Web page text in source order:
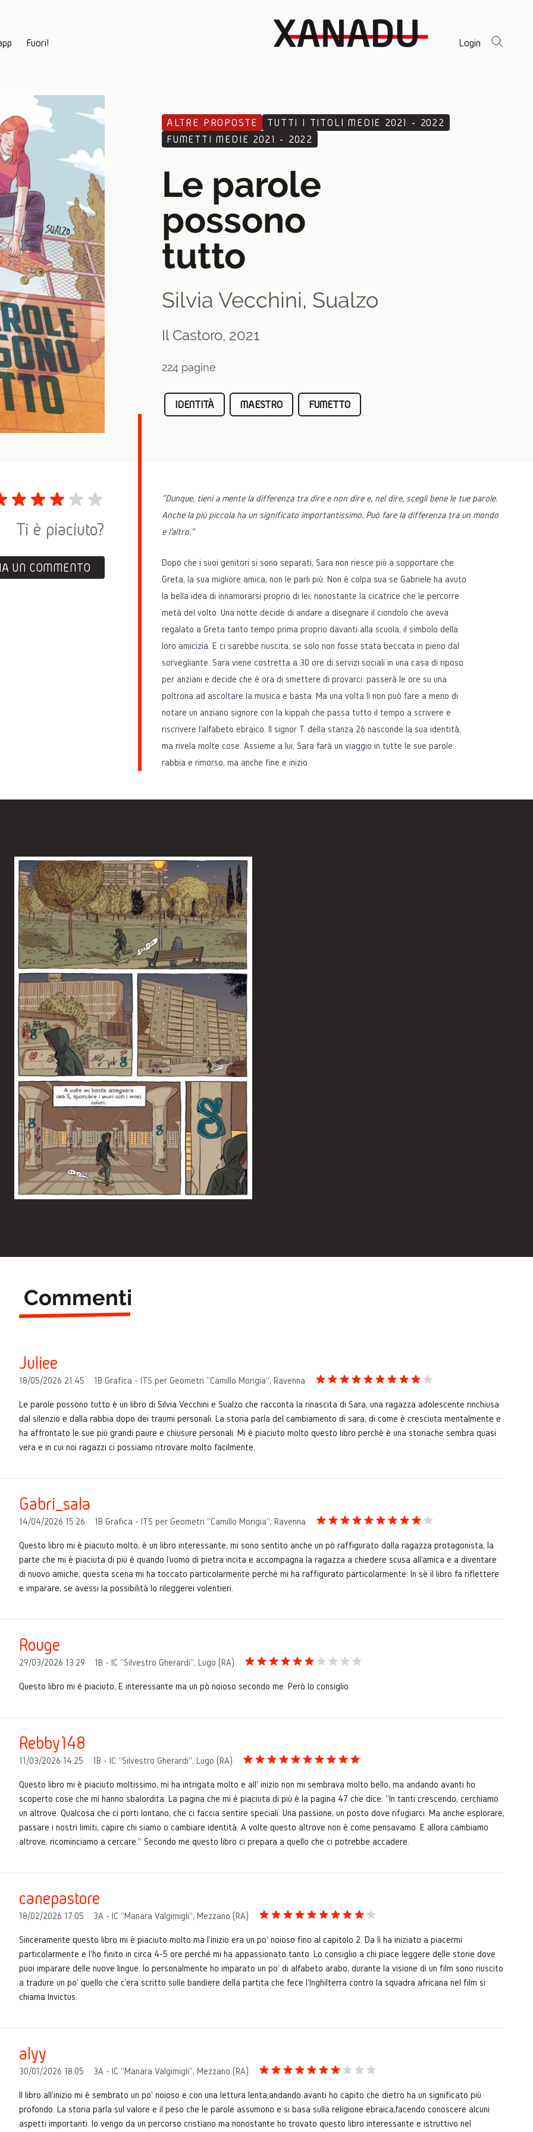
Fuori! Login
ALTRE PROPOSTE
TUTTI I TITOLI MEDIE 2021 - 2022
FUMETTI MEDIE 2021 - 2022
Le parole
possono
tutto
Silvia Vecchini, Sualzo
Il Castoro, 2021
224 pagine
IDENTITÀ MAESTRO FUMETTO
Ti è piaciuto?
UN COMMENTO
"Dunque, tieni a mente la differenza tra dire e non dire e, nel dire, scegli bene le tue parole.
Anche la più piccola ha un significato importantissimo. Può fare la differenza tra un mondo
e l'altro.”
Dopo che i suoi genitori si sono separati, Sara non riesce più a sopportare che
Greta, la sua migliore amica, non le parli più. Non è colpa sua se Gabriele ha avuto
la bella idea di innamorarsi proprio di lei, nonostante la cicatrice che le percorre
metà del volto. Una notte decide di andare a disegnare il ciondolo che aveva
regalato a Greta tanto tempo prima proprio davanti alla scuola, il simbolo della
loro amicizia. E ci sarebbe riuscita, se solo non fosse stata beccata in pieno dal
sorvegliante. Sara viene costretta a 30 ore di servizi sociali in una casa di riposo
per anziani e decide che è ora di smettere di provarci: passerà le ore su una
poltrona ad ascoltare la musica e basta. Ma una volta lì non può fare a meno di
notare un anziano signore con la kippah che passa tutto il tempo a scrivere e
riscrivere l'alfabeto ebraico. Il signor T. della stanza 26 nasconde la sua identità,
ma rivela molte cose. Assieme a lui, Sara farà un viaggio in tutte le sue parole:
rabbia e rimorso, ma anche fine e inizio.
Commenti
Juliee
18/05/2026 21:45 1B Grafica - ITS per Geometri "Camillo Morigia", Ravenna
Le parole possono tutto è un libro di Silvia Vecchini e Sualzo che racconta la rinascita di Sara, una ragazza adolescente rinchiusa
dal silenzio e dalla rabbia dopo dei traumi personali. La storia parla del cambiamento di sara, di come è cresciuta mentalmente e
ha affrontato le sue più grandi paure e chiusure personali. Mi è piaciuto molto questo libro perchè è una storiache sembra quasi
vera e in cui noi ragazzi ci possiamo ritrovare molto facilmente.
Gabri_sala
14/04/2026 15:26 1B Grafica - ITS per Geometri "Camillo Morigia", Ravenna
Questo libro mi è piaciuto molto, è un libro interessante, mi sono sentito anche un pò raffigurato dalla ragazza protagonista, la
parte che mi è piaciuta di più è quando l'uomo di pietra incita e accompagna la ragazza a chiedere scusa all'amica e a diventare
di nuovo amiche, questa scena mi ha toccato particolarmente perchè mi ha raffigurato particolarmente. In sè il libro fa riflettere
e imparare, se avessi la possibilità lo rileggerei volentieri.
Rouge
29/03/2026 13:29 1B - IC "Silvestro Gherardi", Lugo (RA)
Questo libro mi é piaciuto, É interessante ma un pò noioso secondo me. Però lo consiglio.
Rebby148
11/03/2026 14:25 1B - IC "Silvestro Gherardi", Lugo (RA)
Questo libro mi è piaciuto moltissimo, mi ha intrigata molto e all' inizio non mi sembrava molto bello, ma andando avanti ho
scoperto cose che mi hanno sbalordita. La pagina che mi è piaciuta di più è la pagina 47 che dice: "In tanti crescendo, cerchiamo
un altrove. Qualcosa che ci porti lontano, che ci faccia sentire speciali. Una passione, un posto dove rifugiarci. Ma anche esplorare,
passare i nostri limiti, capire chi siamo o cambiare identità. A volte questo altrove non è come pensavamo. E allora cambiamo
altrove, ricominciamo a cercare." Secondo me questo libro ci prepara a quello che ci potrebbe accadere.
canepastore
18/02/2026 17:05 3A - IC "Manara Valgimigli", Mezzano (RA)
Sinceramente questo libro mi è piaciuto molto ma l'inizio era un po' noioso fino al capitolo 2. Da lì ha iniziato a piacermi
particolarmente e l'ho finito in circa 4-5 ore perché mi ha appassionato tanto. Lo consiglio a chi piace leggere delle storie dove
puoi imparare delle nuove lingue. Io personalmente ho imparato un po' di alfabeto arabo, durante la visione di un film sono riuscito
a tradure un po' quello che c'era scritto sulle bandiere della partita che fece l'Inghilterra contro la squadra africana nel film si
chiama Invictus.
alyy
30/01/2026 18:05 3A - IC "Manara Valgimigli", Mezzano (RA)
Il libro all'inizio mi è sembrato un po' noioso e con una lettura lenta,andando avanti ho capito che dietro ha un significato più
profondo. La storia parla sul valore e il peso che le parole assumono e si basa sulla religione ebraica,facendo conoscere alcuni
aspetti importanti. Io vengo da un percorso cristiano ma nonostante ho trovato questo libro interessante e istruttivo nel